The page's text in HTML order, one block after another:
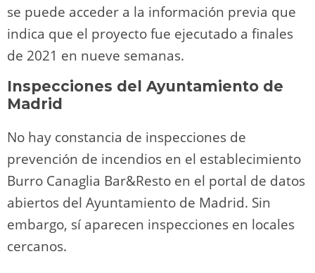
se puede acceder a la información previa que
indica que el proyecto fue ejecutado a finales
de 2021 en nueve semanas.
Inspecciones del Ayuntamiento de
Madrid
No hay constancia de inspecciones de
prevención de incendios en el establecimiento
Burro Canaglia Bar&Resto en el portal de datos
abiertos del Ayuntamiento de Madrid. Sin
embargo, sí aparecen inspecciones en locales
cercanos.